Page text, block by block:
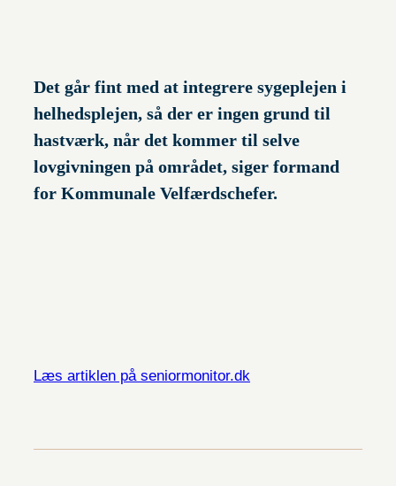
Det går fint med at integrere sygeplejen i
helhedsplejen, så der er ingen grund til
hastværk, når det kommer til selve
lovgivningen på området, siger formand
for Kommunale Velfærdschefer.
Læs artiklen på seniormonitor.dk